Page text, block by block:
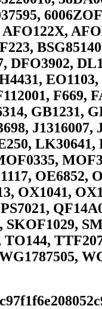
AFO122X,
DFO3902,
GB1231,
OX1041,